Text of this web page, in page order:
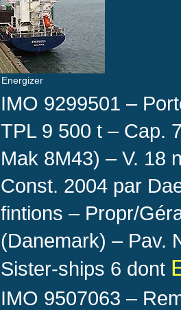
Energizer
IMO 9299501 –
TPL 9 500 t – Cap.
Mak 8M43) – V. 18
Const. 2004 par
fintions – Propr/
(Danemark) – Pav.
Sister-ships 6 dont
IMO 9507063 –